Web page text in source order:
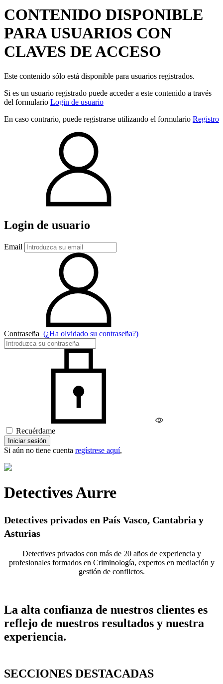
CONTENIDO DISPONIBLE
PARA USUARIOS CON
CLAVES DE ACCESO
Este contenido sólo está disponible para usuarios registrados.
Si es un usuario registrado puede acceder a este contenido a través
del formulario Login de usuario
En caso contrario, puede registrarse utilizando el formulario Registro
Login de usuario
Email
Contraseña (¿Ha olvidado su contraseña?)
Recuérdame
Iniciar sesión
Si aún no tiene cuenta regístrese aquí,
Detectives Aurre
Detectives privados en País Vasco, Cantabria y
Asturias
Detectives privados con más de 20 años de experiencia y
profesionales formados en Criminología, expertos en mediación y
gestión de conflictos.
La alta confianza de nuestros clientes es
reflejo de nuestros resultados y nuestra
experiencia.
SECCIONES DESTACADAS